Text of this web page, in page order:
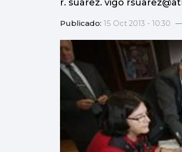
r. suárez. vigo
Publicado: 15 Oct 2013 - 10:30